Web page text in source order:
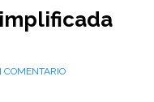
COMENTARIO